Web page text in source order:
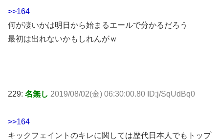
>>164
何が凄いかは明日から始まるエールで分かるだろう
最初は出れないかもしれんがｗ
229: 名無し 2019/08/02(金) 06:30:00.80 ID:j/SqUdBq0
>>164
キックフェイントのキレに関しては歴代日本人でもトップ